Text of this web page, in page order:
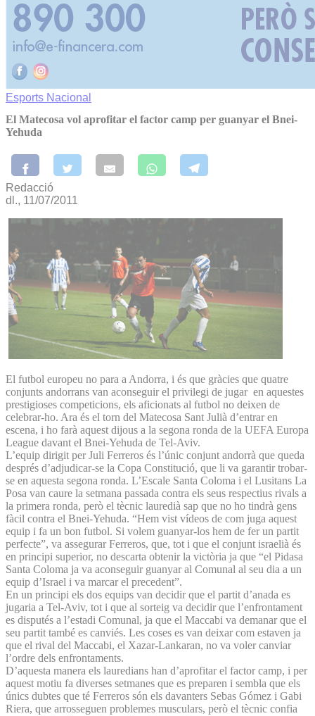
Esports Nacional
El Matecosa vol aprofitar el factor camp per guanyar el Bnei-
Yehuda
Redacció
dl., 11/07/2011
El futbol europeu no para a Andorra, i és que gràcies que quatre
conjunts andorrans van aconseguir el privilegi de jugar en aquestes
prestigioses competicions, els aficionats al futbol no deixen de
celebrar-ho. Ara és el torn del Matecosa Sant Julià d’entrar en
escena, i ho farà aquest dijous a la segona ronda de la UEFA Europa
League davant el Bnei-Yehuda de Tel-Aviv.
L’equip dirigit per Juli Ferreros és l’únic conjunt andorrà que queda
després d’adjudicar-se la Copa Constitució, que li va garantir trobar-
se en aquesta segona ronda. L’Escale Santa Coloma i el Lusitans La
Posa van caure la setmana passada contra els seus respectius rivals a
la primera ronda, però el tècnic lauredià sap que no ho tindrà gens
fàcil contra el Bnei-Yehuda. “Hem vist vídeos de com juga aquest
equip i fa un bon futbol. Si volem guanyar-los hem de fer un partit
perfecte”, va assegurar Ferreros, que, tot i que el conjunt israelià és
en principi superior, no descarta obtenir la victòria ja que “el Pidasa
Santa Coloma ja va aconseguir guanyar al Comunal al seu dia a un
equip d’Israel i va marcar el precedent”.
En un principi els dos equips van decidir que el partit d’anada es
jugaria a Tel-Aviv, tot i que al sorteig va decidir que l’enfrontament
es disputés a l’estadi Comunal, ja que el Maccabi va demanar que el
seu partit també es canviés. Les coses es van deixar com estaven ja
que el rival del Maccabi, el Xazar-Lankaran, no va voler canviar
l’ordre dels enfrontaments.
D’aquesta manera els lauredians han d’aprofitar el factor camp, i per
aquest motiu fa diverses setmanes que es preparen i sembla que els
únics dubtes que té Ferreros són els davanters Sebas Gómez i Gabi
Riera, que arrosseguen problemes musculars, però el tècnic confia